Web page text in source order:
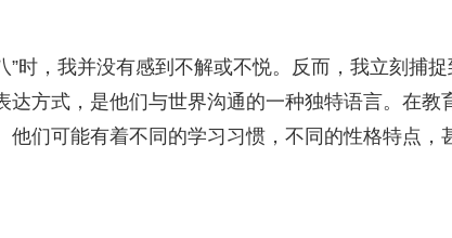
”时，我并没有感到不解或不悦。反而，我立刻捕
方式，是他们与世界沟通的一种独特语言。在教
们可能有着不同的学习习惯，不同的性格特点，